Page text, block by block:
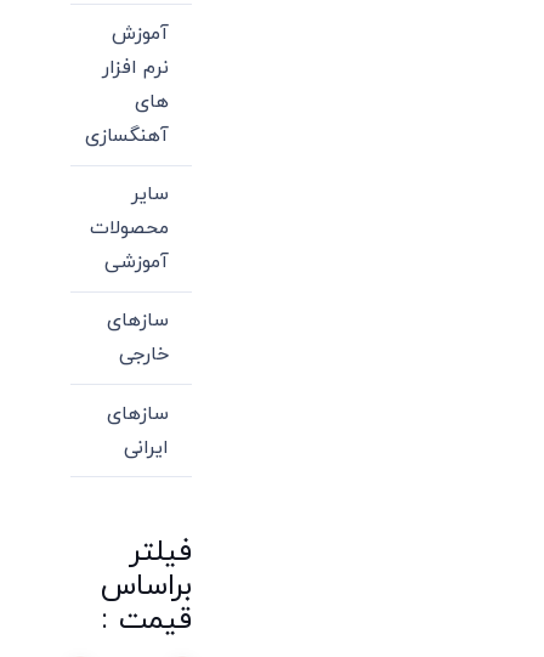
آموزش
نرم افزار
های
آهنگسازی
سایر
محصولات
آموزشی
سازهای
خارجی
سازهای
ایرانی
فیلتر
براساس
قیمت :